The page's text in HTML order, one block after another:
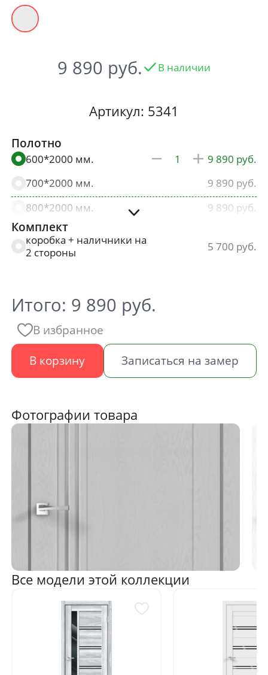
9 890 В наличии
Артикул: 5341
Полотно
600*2000 мм.
9 890
700*2000 мм.
9 890
800*2000 мм.
9 890
900*2000 мм.
Комплект
коробка + наличники на
2 стороны
5 700
Итого: 9 890 руб.
В избранное
В корзину
Записаться на замер
Фотографии товара
Все модели этой коллекции